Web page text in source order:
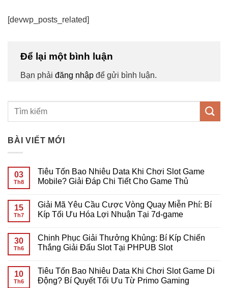
[devwp_posts_related]
Để lại một bình luận
Bạn phải đăng nhập để gửi bình luận.
BÀI VIẾT MỚI
03
Th8
Tiêu Tốn Bao Nhiêu Data Khi Chơi Slot Game
Mobile? Giải Đáp Chi Tiết Cho Game Thủ
bình
luận
ở
Bao
Nhiêu
Data
Slot
Game
Mobile?
15
Th7
Giải Mã Yêu Cầu Cược Vòng Quay Miễn Phí: Bí
Kíp Tối Ưu Hóa Lợi Nhuận Tại 7d-game
bình
luận
ở
Yêu
Cầu
Cược
30
Th6
Chinh Phục Giải Thưởng Khủng: Bí Kíp Chiến
Thắng Giải Đấu Slot Tại PHPUB Slot
bình
luận
ở
10
Th6
Tiêu Tốn Bao Nhiêu Data Khi Chơi Slot Game Di
Động? Bí Quyết Tối Ưu Từ Primo Gaming